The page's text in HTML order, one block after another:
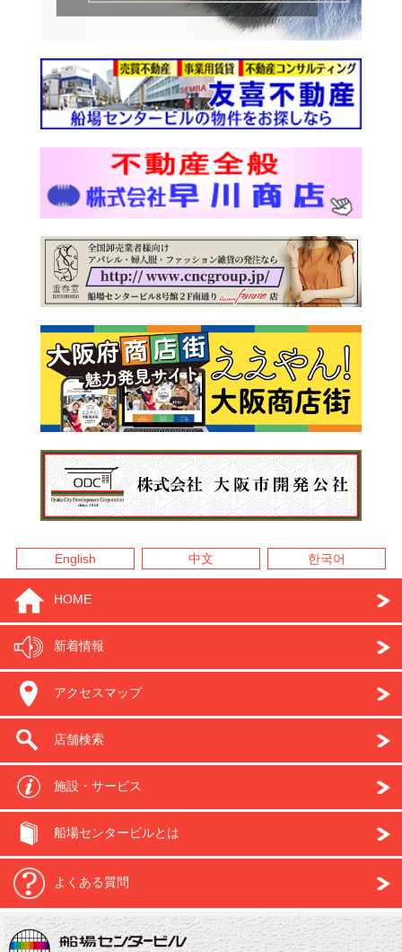
English 中文 한국어
HOME
新着情報
アクセスマップ
店舗検索
施設・サービス
船場センタービルとは
よくある質問